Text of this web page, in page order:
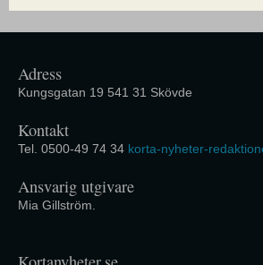
Adress
Kungsgatan 19 541 31 Skövde
Kontakt
Tel. 0500-49 74 34 korta-nyheter-
Ansvarig utgivare
Mia Gillström.